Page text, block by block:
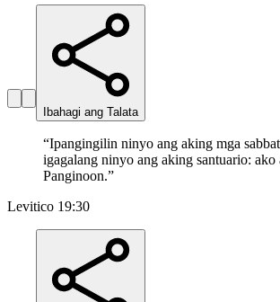
Ibahagi ang Talata
“Ipangingilin ninyo ang aking mga
igagalang ninyo ang aking santuario: ako
Panginoon.”
Levitico 19:30